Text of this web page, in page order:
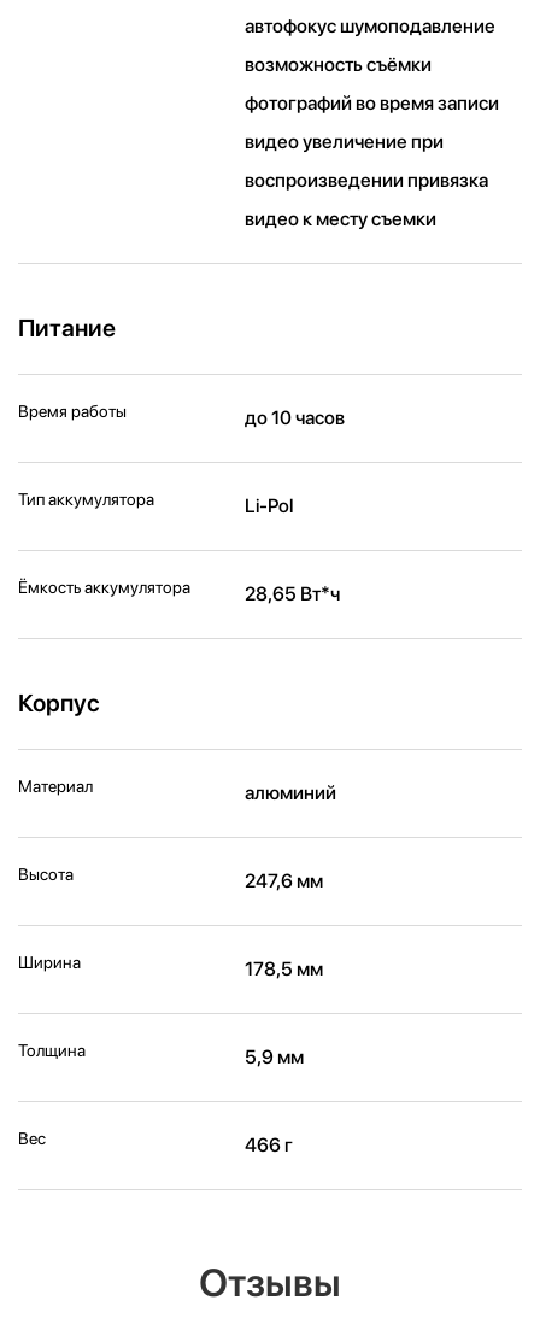
автофокус шумоподавление
возможность съёмки
фотографий во время записи
видео увеличение при
воспроизведении привязка
видео к месту съемки
Питание
Время работы до 10 часов
Тип аккумулятора Li-Pol
Ёмкость аккумулятора 28,65 Вт*ч
Корпус
Материал алюминий
Высота 247,6 мм
Ширина 178,5 мм
Толщина 5,9 мм
Вес 466 г
Отзывы